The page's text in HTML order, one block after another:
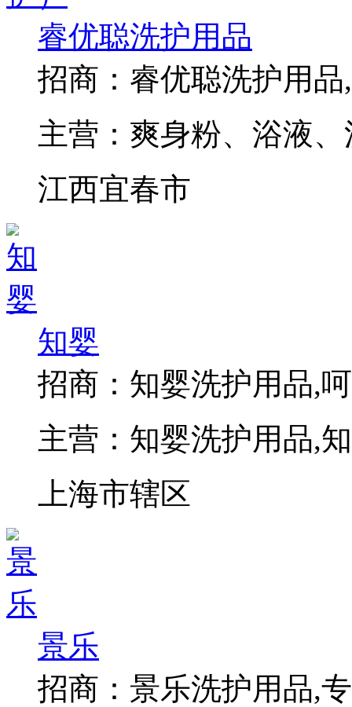
睿优聪洗护用品
招商： 睿优聪洗护用
主营： 爽身粉、浴液
江西宜春市
知婴
招商： 知婴洗护用品,
主营： 知婴洗护用品,
上海市辖区
景乐
招商： 景乐洗护用品,